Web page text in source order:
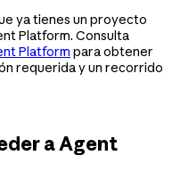
ya tienes un proyecto
Platform. Consulta
Platform para obtener
requerida y un recorrido
a Agent